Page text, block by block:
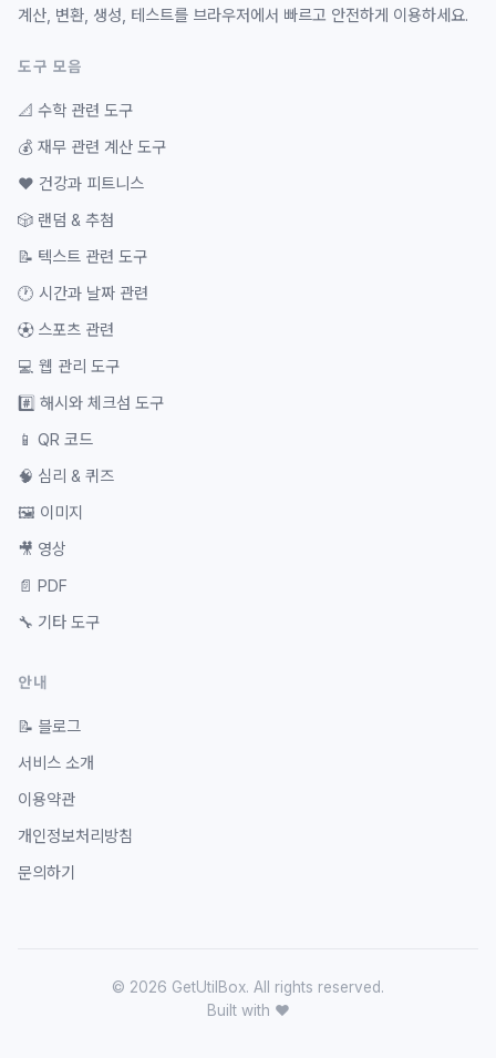
계산, 변환, 생성, 테스트를 브라우저에서 빠르고 안전하게 이용하세요.
도구 모음
📐 수학 관련 도구
💰 재무 관련 계산 도구
❤️ 건강과 피트니스
🎲 랜덤 & 추첨
📝 텍스트 관련 도구
🕐 시간과 날짜 관련
⚽ 스포츠 관련
💻 웹 관리 도구
#️⃣ 해시와 체크섬 도구
📱 QR 코드
🧠 심리 & 퀴즈
🖼️ 이미지
🎥 영상
📄 PDF
🔧 기타 도구
안내
📝 블로그
서비스 소개
이용약관
개인정보처리방침
문의하기
© 2026 GetUtilBox. All rights reserved.
Built with ❤️